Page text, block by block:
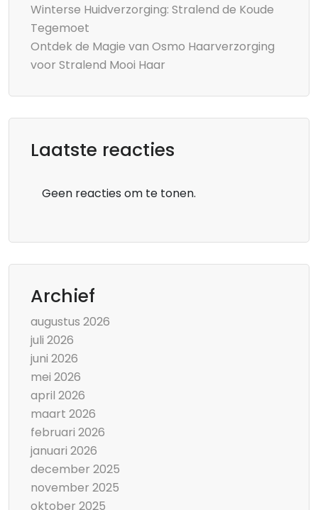
Winterse Huidverzorging: Stralend de Koude
Tegemoet
Ontdek de Magie van Osmo Haarverzorging
voor Stralend Mooi Haar
Laatste reacties
Geen reacties om te tonen.
Archief
augustus 2026
juli 2026
juni 2026
mei 2026
april 2026
maart 2026
februari 2026
januari 2026
december 2025
november 2025
oktober 2025